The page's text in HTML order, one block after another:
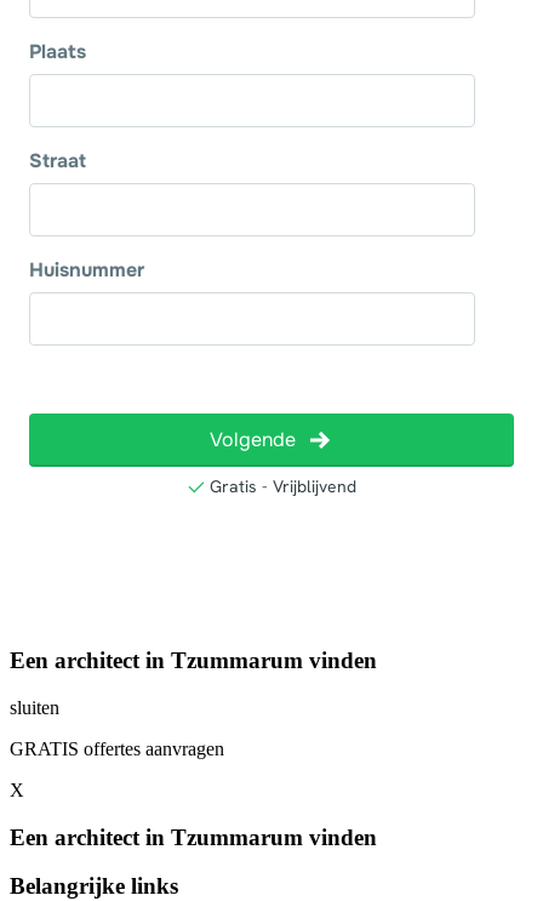
Een architect in Tzummarum vinden
sluiten
GRATIS offertes aanvragen
X
Een architect in Tzummarum vinden
Belangrijke links